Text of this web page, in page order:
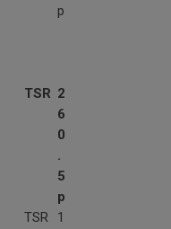
p
TSR 2
6
0
.
5
p
TSR
1